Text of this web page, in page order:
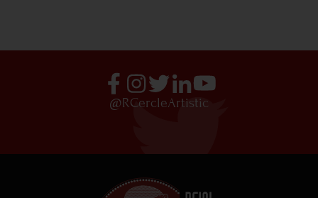
@RCercleArtistic